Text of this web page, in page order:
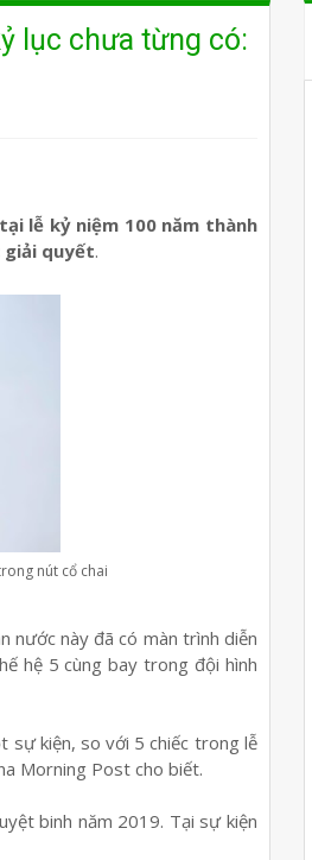
lục chưa từng có:
lễ kỷ niệm 100 năm thành
giải quyết.
nút cổ chai
nước này đã có màn trình diễn
hệ 5 cùng bay trong đội hình
sự kiện, so với 5 chiếc trong lễ
Morning Post cho biết.
binh năm 2019. Tại sự kiện